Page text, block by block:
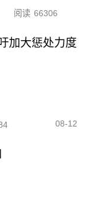
阅读 66306
加大惩处力度
08-12